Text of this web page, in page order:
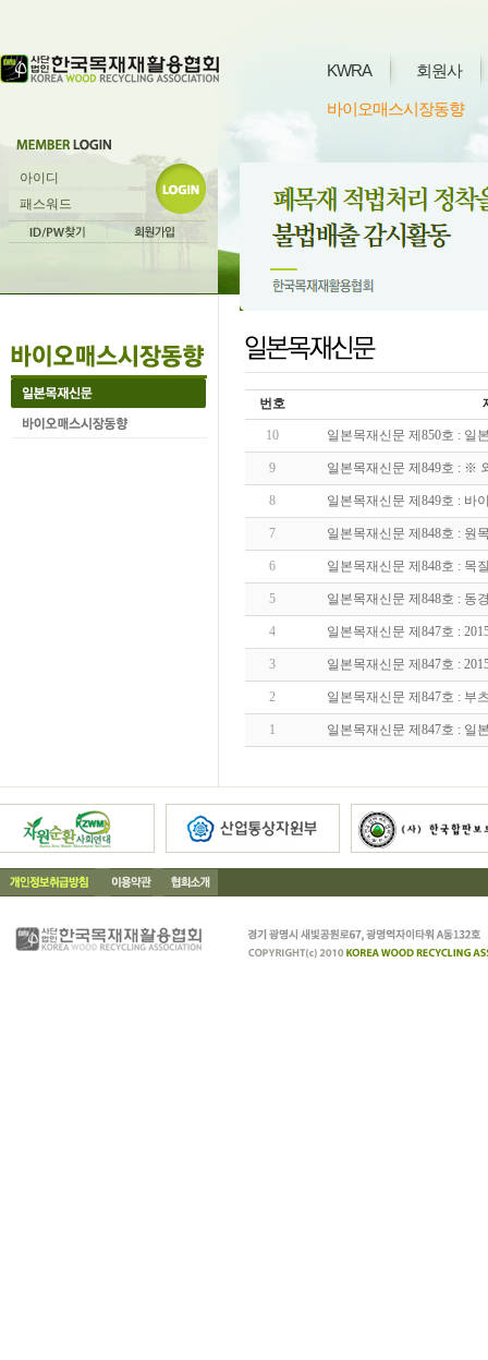
KWRA 회원사
바이오매스시장동향
번호
10 일본목재신문 제850호 : 일
9 일본목재신문 제849호 : ※
8 일본목재신문 제849호 : 바
7 일본목재신문 제848호 : 원
6 일본목재신문 제848호 : 목
5 일본목재신문 제848호 : 동
4 일본목재신문 제847호 :
3 일본목재신문 제847호 :
2 일본목재신문 제847호 : 부
1 일본목재신문 제847호 : 일